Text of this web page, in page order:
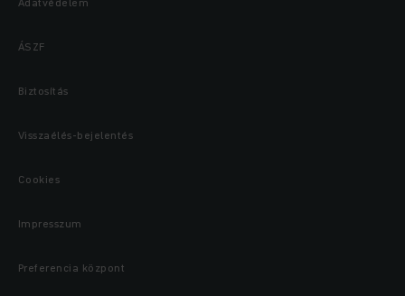
ÁSZF
Biztosítás
Visszaélés-bejelentés
Cookies
Impresszum
Preferencia központ